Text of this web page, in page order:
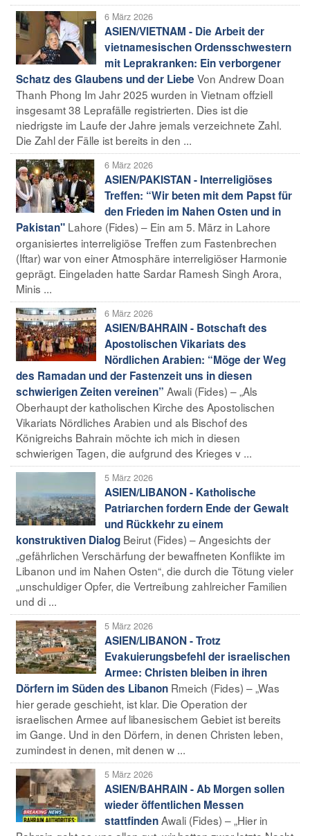
6 März 2026
ASIEN/VIETNAM - Die Arbeit der
vietnamesischen Ordensschwestern
mit Leprakranken: Ein verborgener
Schatz des Glaubens und der Liebe Von Andrew Doan
Thanh Phong Im Jahr 2025 wurden in Vietnam offziell
insgesamt 38 Leprafälle registrierten. Dies ist die
niedrigste im Laufe der Jahre jemals verzeichnete Zahl.
Die Zahl der Fälle ist bereits in den ...
6 März 2026
ASIEN/PAKISTAN - Interreligiöses
Treffen: “Wir beten mit dem Papst für
den Frieden im Nahen Osten und in
Pakistan" Lahore (Fides) – Ein am 5. März in Lahore
organisiertes interreligiöse Treffen zum Fastenbrechen
(Iftar) war von einer Atmosphäre interreligiöser Harmonie
geprägt. Eingeladen hatte Sardar Ramesh Singh Arora,
Minis ...
6 März 2026
ASIEN/BAHRAIN - Botschaft des
Apostolischen Vikariats des
Nördlichen Arabien: “Möge der Weg
des Ramadan und der Fastenzeit uns in diesen
schwierigen Zeiten vereinen” Awali (Fides) – „Als
Oberhaupt der katholischen Kirche des Apostolischen
Vikariats Nördliches Arabien und als Bischof des
Königreichs Bahrain möchte ich mich in diesen
schwierigen Tagen, die aufgrund des Krieges v ...
5 März 2026
ASIEN/LIBANON - Katholische
Patriarchen fordern Ende der Gewalt
und Rückkehr zu einem
konstruktiven Dialog Beirut (Fides) – Angesichts der
„gefährlichen Verschärfung der bewaffneten Konflikte im
Libanon und im Nahen Osten“, die durch die Tötung vieler
„unschuldiger Opfer, die Vertreibung zahlreicher Familien
und di ...
5 März 2026
ASIEN/LIBANON - Trotz
Evakuierungsbefehl der israelischen
Armee: Christen bleiben in ihren
Dörfern im Süden des Libanon Rmeich (Fides) – „Was
hier gerade geschieht, ist klar. Die Operation der
israelischen Armee auf libanesischem Gebiet ist bereits
im Gange. Und in den Dörfern, in denen Christen leben,
zumindest in denen, mit denen w ...
5 März 2026
ASIEN/BAHRAIN - Ab Morgen sollen
wieder öffentlichen Messen
stattfindenAwali (Fides) – „Hier in